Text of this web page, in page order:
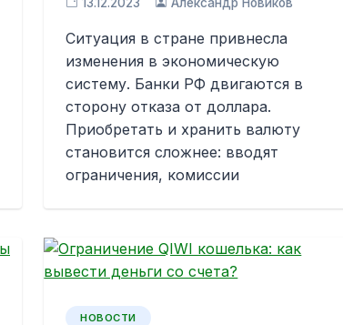
Ситуация в стране привнесла
изменения в экономическую
систему. Банки РФ двигаются в
сторону отказа от доллара.
Приобретать и хранить валюту
становится сложнее: вводят
ограничения, комиссии
НОВОСТИ